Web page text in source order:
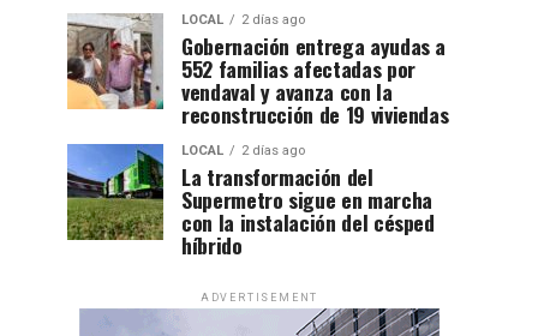
LOCAL 2 días ago
Gobernación entrega ayudas a
552 familias afectadas por
vendaval y avanza con la
reconstrucción de 19 viviendas
LOCAL 2 días ago
La transformación del
Supermetro sigue en marcha
con la instalación del césped
híbrido
ADVERTISEMENT